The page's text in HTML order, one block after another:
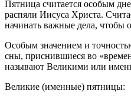
Пятница считается особым
распяли Иисуса Христа.
начинать важные дела, чтобы
Особым значением и
сны, приснившиеся во
называют Великими или
Великие (именные) пятницы: